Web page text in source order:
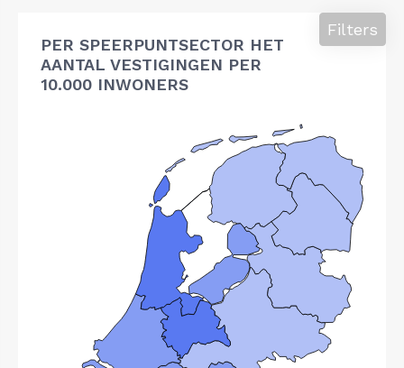
PER SPEERPUNTSECTOR HET
AANTAL VESTIGINGEN PER
10.000 INWONERS
Filters